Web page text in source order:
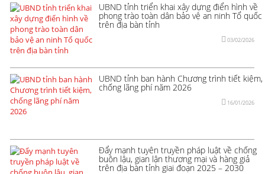
UBND tỉnh triển khai xây dựng điển hình về
phong trào toàn dân bảo vệ an ninh Tổ quốc
trên địa bàn tỉnh
03/02/2026
UBND tỉnh ban hành Chương trình tiết kiệm,
chống lãng phí năm 2026
16/01/2026
Đẩy mạnh tuyên truyền pháp luật về chống
buôn lậu, gian lận thương mại và hàng giả
trên địa bàn tỉnh giai đoạn 2025 – 2030